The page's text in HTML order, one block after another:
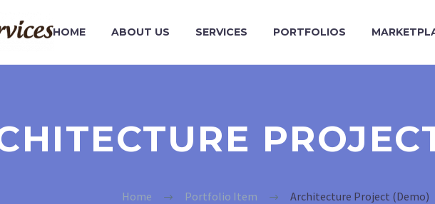
HOME ABOUT US SERVICES PORTFOLIOS
Home Portfolio Item Architecture Project (Demo)